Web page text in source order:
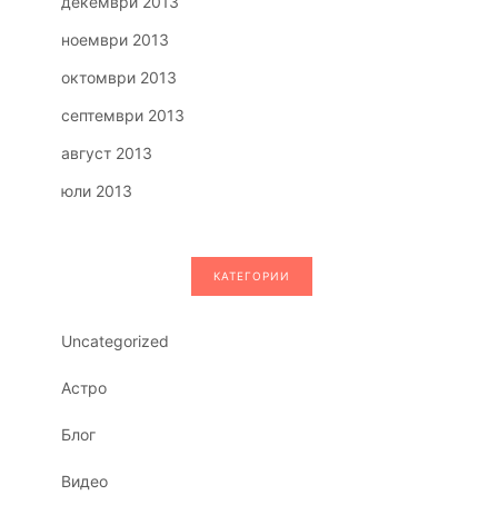
ноември 2013
октомври 2013
септември 2013
август 2013
юли 2013
КАТЕГОРИИ
Uncategorized
Астро
Блог
Видео